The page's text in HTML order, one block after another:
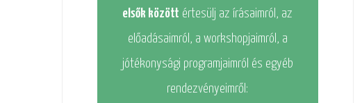
elsők között értesülj az írásaimról, az
előadásaimról, a workshopjaimról, a
jótékonysági programjaimról és egyéb
rendezvényeimről: